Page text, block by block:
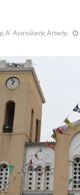
Α' Ανατολικής Αττικής